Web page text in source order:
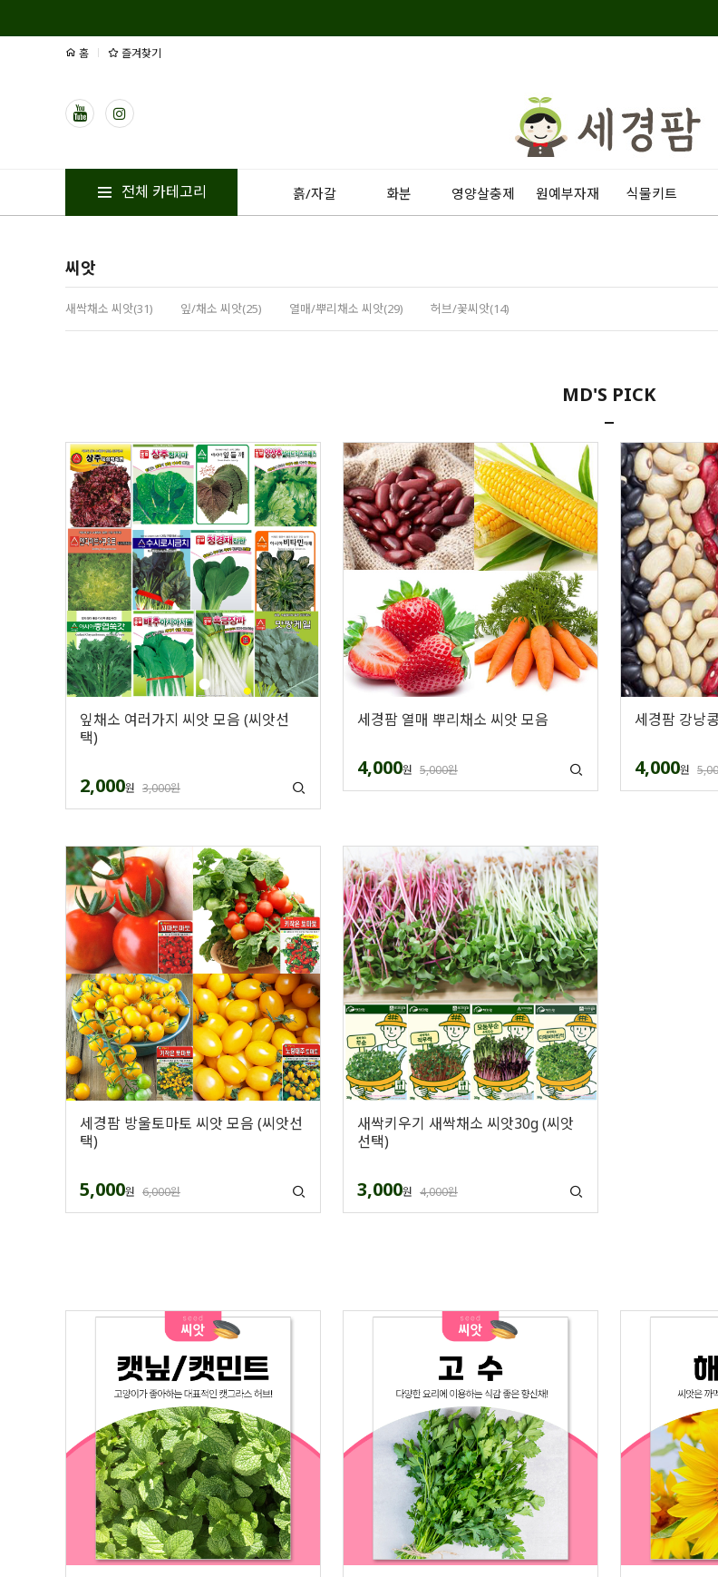
홈 즐겨찾기
전체 카테고리 흙/자갈 화분 영양살충제 원예부자재 식물키트
씨앗
새싹채소 씨앗(31) 잎/채소 씨앗(25) 열매/뿌리채소 씨앗(29) 허브/꽃씨앗(14)
MD'S PICK
잎채소 여러가지 씨앗 모음 (씨앗선
택)
2,000원 3,000원
세경팜 열매 뿌리채소 씨앗 모음
4,000원 5,000원
세경팜 강낭
4,000원
세경팜 방울토마토 씨앗 모음 (씨앗선
택)
5,000원 6,000원
새싹키우기 새싹채소 씨앗30g (씨앗
선택)
3,000원 4,000원